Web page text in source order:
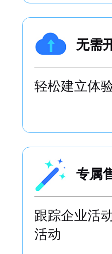
无需
轻松建立体
专属
跟踪企业活
活动